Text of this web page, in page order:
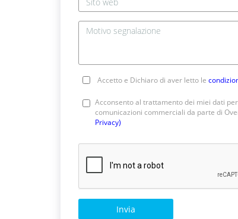
Accetto e Dichiaro di aver letto le
Acconsento al trattamento dei miei dati
comunicazioni commerciali da parte di
Privacy)
Invia